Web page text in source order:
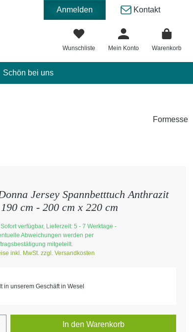
Anmelden Kontakt
Wunschliste Mein Konto Warenkorb
Schön bei uns
Formesse
Jersey Spannbetttuch Anthrazit
cm - 200 cm x 220 cm
Sofort verfügbar, Lieferzeit: 5 - 7 Werktage -
Abweichungen werden per
mitgeteilt.
inkl. MwSt. zzgl. Versandkosten
in unserem Geschäft in Wesel
Gib den gewünschten Wert ein
In den Warenkorb